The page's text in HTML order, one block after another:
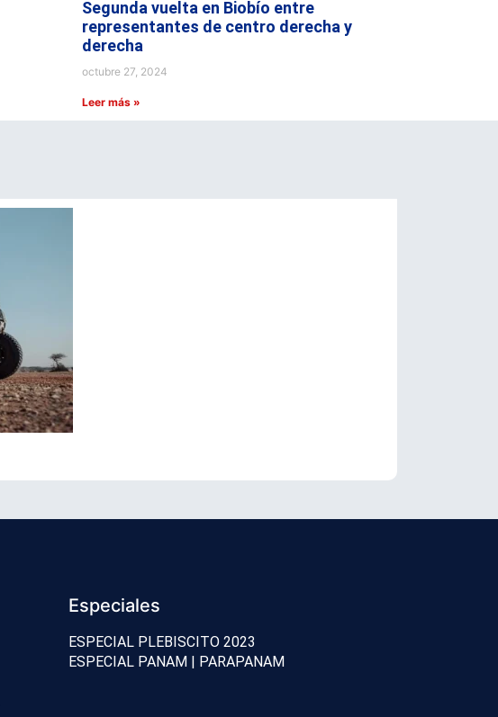
Segunda vuelta en Biobío entre
representantes de centro derecha y
derecha
octubre 27, 2024
Leer más »
Especiales
ESPECIAL PLEBISCITO 2023
ESPECIAL PANAM | PARAPANAM